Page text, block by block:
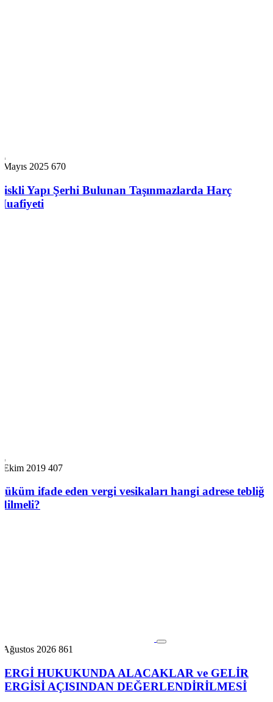
Mayıs 2025 670
Yapı Şerhi Bulunan Taşınmazlarda Harç
Ekim 2019 407
ifade eden vergi vesikaları hangi adrese tebliğ
Ağustos 2026 861
HUKUKUNDA ALACAKLAR ve GELİR
AÇISINDAN DEĞERLENDİRİLMESİ